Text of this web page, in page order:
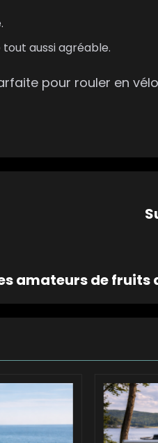
aussi agréable.
pour rouler en
amateurs de fruits